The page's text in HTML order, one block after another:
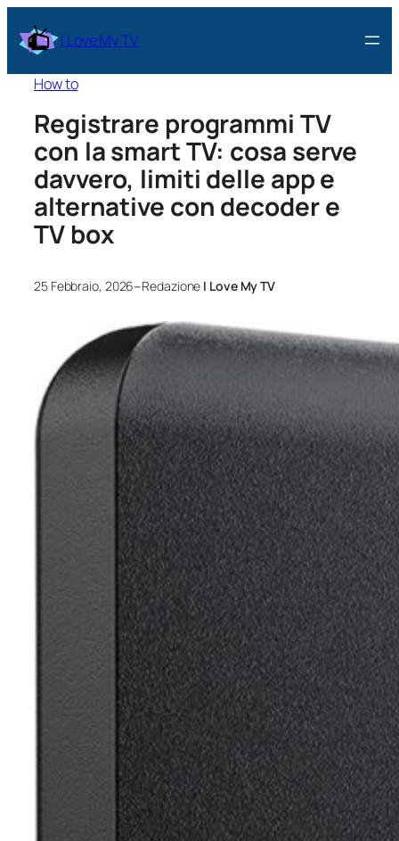
I Love My TV
How to
Registrare programmi TV
con la smart TV: cosa serve
davvero, limiti delle app e
alternative con decoder e
TV box
25 Febbraio, 2026–Redazione I Love My TV